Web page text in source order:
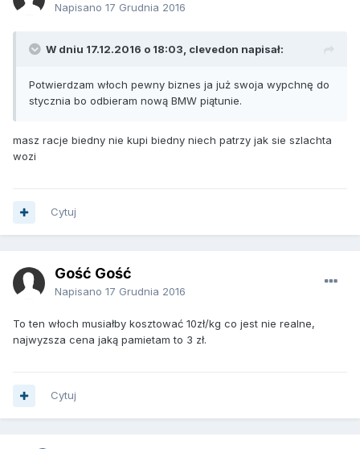
Napisano 17 Grudnia 2016
W dniu 17.12.2016 o 18:03, clevedon napisał:
Potwierdzam włoch pewny biznes ja już swoja wypchnę do
stycznia bo odbieram nową BMW piątunie.
masz racje biedny nie kupi biedny niech patrzy jak sie szlachta
wozi
Cytuj
Gość Gość
Napisano 17 Grudnia 2016
To ten włoch musiałby kosztować 10zł/kg co jest nie realne,
najwyzsza cena jaką pamietam to 3 zł.
Cytuj